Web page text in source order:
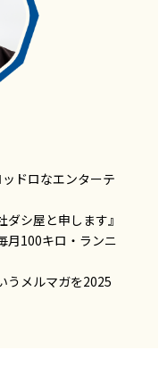
ドロなエンターテ
シ屋と申します』
月100キロ・ランニ
うメルマガを2025